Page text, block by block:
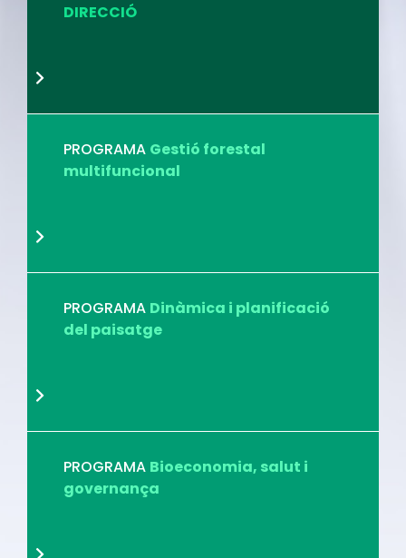
DIRECCIÓ
PROGRAMA Gestió forestal
multifuncional
PROGRAMA Dinàmica i planificació
del paisatge
PROGRAMA Bioeconomia, salut i
governança